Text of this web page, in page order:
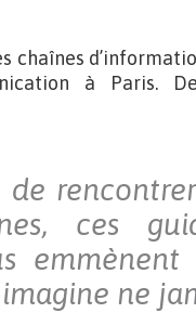
chaînes
à Paris.
de
ces
emmènent
ne